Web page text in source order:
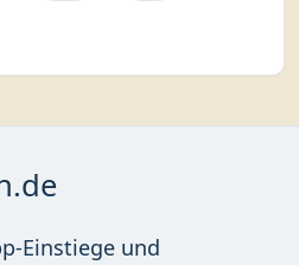
Einstiege und